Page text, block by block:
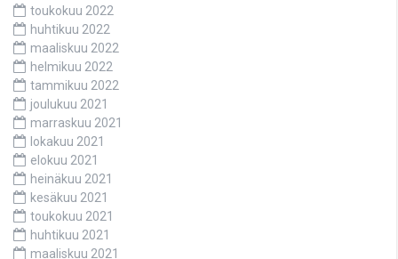
toukokuu 2022
huhtikuu 2022
maaliskuu 2022
helmikuu 2022
tammikuu 2022
joulukuu 2021
marraskuu 2021
lokakuu 2021
elokuu 2021
heinäkuu 2021
kesäkuu 2021
toukokuu 2021
huhtikuu 2021
maaliskuu 2021